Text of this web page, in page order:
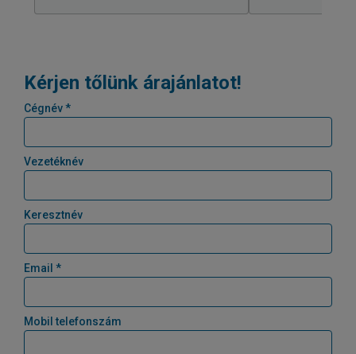
Kérjen tőlünk árajánlatot!
Cégnév *
Vezetéknév
Keresztnév
Email *
Mobil telefonszám